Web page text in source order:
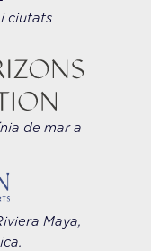
ciutats
de mar a
Maya,